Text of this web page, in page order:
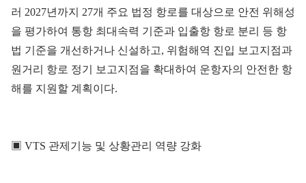
러 2027년까지 27개 주요 법정 항로를 대상으로 안전 위해성
을 평가하여 통항 최대속력 기준과 입출항 항로 분리 등 항
법 기준을 개선하거나 신설하고, 위험해역 진입 보고지점과
원거리 항로 정기 보고지점을 확대하여 운항자의 안전한 항
해를 지원할 계획이다.
▣ VTS 관제기능 및 상황관리 역량 강화